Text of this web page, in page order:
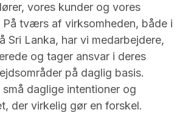
vores kunder og vores
På tværs af virksomheden, både i
Sri Lanka, har vi medarbejdere,
og tager ansvar i deres
på daglig basis.
daglige intentioner og
der virkelig gør en forskel.